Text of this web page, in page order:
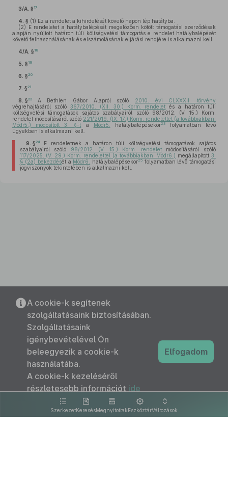
3/A. § 17
4. § (1) Ez a rendelet a kihirdetését követő napon lép hatályba.
(2) E rendeletet a hatálybalépését megelőzően kötött támogatási szerződések
alapján nyújtott határon túli költségvetési támogatás e rendelet hatálybalépését
követő felhasználásának és elszámolásának eljárási rendjére is alkalmazni kell.
4/A. § 18
5. § 19
6. §20
7. §21
8. §22 A Bethlen Gábor Alapról szóló 2010. évi CLXXXII. törvény
végrehajtásáról szóló 367/2010. (XII. 30.) Korm. rendelet és a határon túli
költségvetési támogatások sajátos szabályairól szóló 98/2012. (V. 15.) Korm.
rendelet módosításáról szóló 221/2019. (IX. 17.) Korm. rendelettel (a továbbiakban:
Módr5.) módosított 3. §-t a Módr5. hatálybalépésekor23folyamatban lévő
ügyekben is alkalmazni kell.
9. §24
E rendeletnek a határon túli költségvetési támogatások sajátos
szabályairól szóló
98/2012. (V. 15.) Korm. rendeletmódosításáról szóló
117/2025. (V. 29.) Korm. rendelettel (a továbbiakban: Módr6.) megállapított3.
§ (2a) bekezdését a Módr6. hatálybalépésekor25folyamatban lévő támogatási
jogviszonyok tekintetében is alkalmazni kell.
SzerkezetKeresésMegnyitottakEszköztárVáltozások
A cookie-k segítenek
szolgáltatásaink biztosításában.
Szolgáltatásaink
igénybevételével Ön
beleegyezik a cookie-k
használatába.
A cookie-k kezeléséről
részletesebb információt ide
kattintva olvashat.
Elfogadom